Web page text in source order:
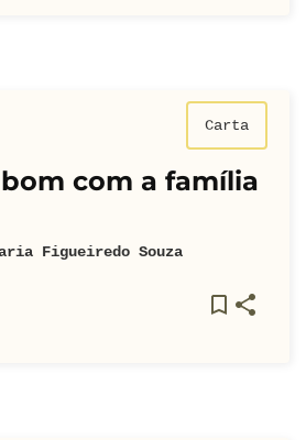
Carta
com a família
Figueiredo Souza